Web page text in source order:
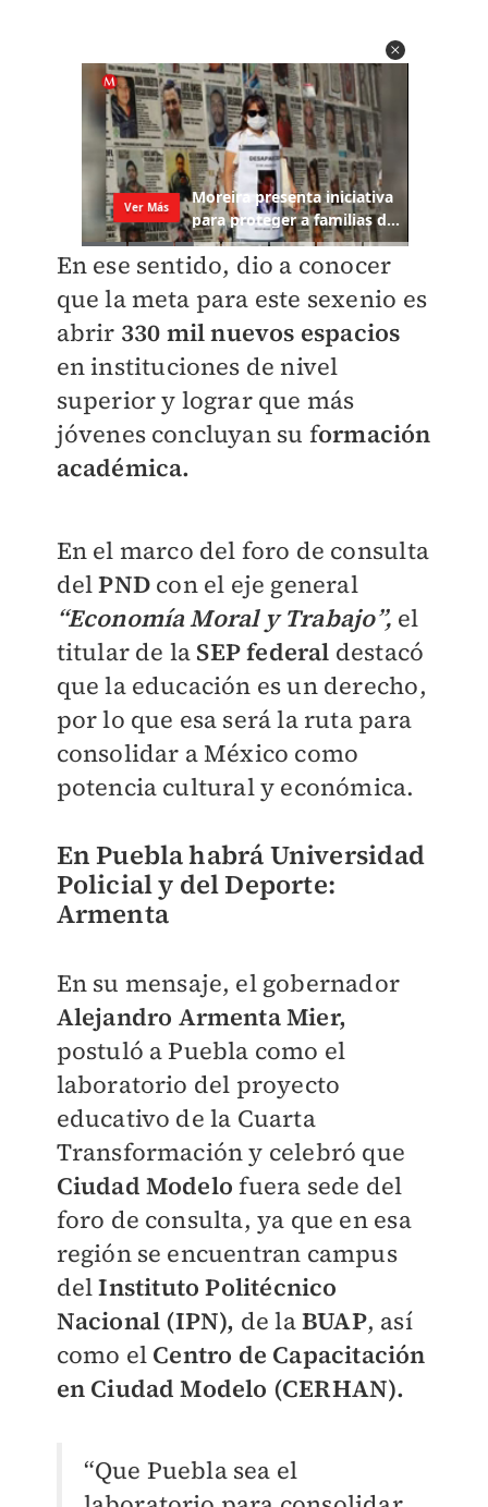
En ese sentido, dio a conocer
que la meta para este sexenio es
abrir 330 mil nuevos espacios
en instituciones de nivel
superior y lograr que más
jóvenes concluyan su formación
académica.
En el marco del foro de consulta
delPNDcon el eje general
“Economía Moral y Trabajo”, el
titular de la SEP federal destacó
que la educación es un derecho,
por lo que esa será la ruta para
consolidar a México como
potencia cultural y económica.
En Puebla habrá Universidad
Policial y del Deporte:
Armenta
En su mensaje, el gobernador
Alejandro Armenta Mier,
postuló a Puebla como el
laboratorio del proyecto
educativo de la Cuarta
Transformación y celebró que
Ciudad Modelofuera sede del
foro de consulta, ya que en esa
región se encuentran campus
delInstituto Politécnico
Nacional (IPN), de laBUAP, así
como el Centro de Capacitación
en Ciudad Modelo (CERHAN).
“Que Puebla sea el